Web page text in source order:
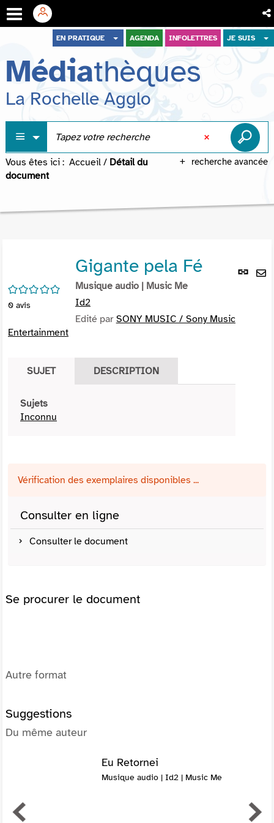
menu
contenu
recherche
EN PRATIQUE AGENDA INFOLETTRES JE SUIS
Médiathèques
La Rochelle Agglo
recherche avancée
Vous êtes ici : Accueil / Détail du
document
Lien
/5
0 avis
Gigante pela Fé
Musique audio | Music Me
Id2
Edité par SONY MUSIC / Sony Music
Entertainment
SUJET DESCRIPTION
Sujets
Inconnu
Vérification des exemplaires disponibles ...
Consulter en ligne
Consulter le document
Se procurer le document
Autre format
Suggestions
Du même auteur
Eu Retornei
Musique audio | Id2 | Music Me